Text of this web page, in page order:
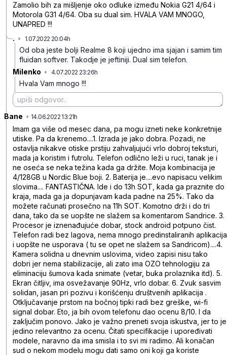
Zamolio bih za mišljenje oko odluke između Nokia G21 4/64 i
Motorola G31 4/64. Oba su dual sim. HVALA VAM MNOGO,
UNAPRED !!!
. • 1.07.2022 20:04h
Od oba jeste bolji Realme 8 koji ujedno ima sjajan i samim tim
fluidan softver. Takodje je jeftiniji. Dual sim telefon.
Milenko • 4.07.2022 23:26h
Hvala Vam mnogo !!!
Bane • 14.06.2022 13:21h
Imam ga više od mesec dana, pa mogu izneti neke konkretnije
utiske. Pa da krenemo....1. Izrada je jako dobra. Pozadi, ne
ostavlja nikakve otiske prstiju zahvaljujući vrlo dobroj teksturi,
mada ja koristim i futrolu. Telefon odlično leži u ruci, tanak je i
ne oseća se neka težina kada ga držite. Moja kombinacija je
4/128GB u Nordic Blue boji. 2. Baterija je....evo napisacu velikim
slovima.... FANTASTIČNA. Ide i do 13h SOT, kada ga praznite do
kraja, mada ga ja dopunjavam kada padne na 25%. Tako da
možete računati prosečno na 11h SOT. Komotno drži i do tri
dana, tako da se uopšte ne slažem sa komentarom Sandrice. 3.
Procesor je iznenađujuće dobar, stock android potpuno čist.
Telefon radi bez lagova, nema mnogo predinstaliranih aplikacija
i uopšte ne usporava ( tu se opet ne slažem sa Sandricom)....4.
Kamera solidna u dnevnim uslovima, video zapisi nisu tako
dobri jer nema stabilizacije, ali zato ima OZO tehnologiju za
eliminaciju šumova kada snimate (vetar, buka prolaznika itd). 5.
Ekran čitljiv, ima osvežavanje 90Hz, vrlo dobar. 6. Zvuk sasvim
solidan, jasan pri pozivu i korišćenju društvenih aplikacija .
Otključavanje prstom na bočnoj tipki radi bez greške, wi-fi
signal dobar. Eto, ja bih ovom telefonu dao ocenu 8/10. I da
zaključim ponovo. Jako je važno preneti svoja iskustva, jer to je
jedino relevantno za ocenu. Čitati specifikacije i upoređivati
modele, naravno da ima smisla i to svi mi radimo. Ali konačan
sud o nekom modelu mogu dati samo oni koji ga koriste